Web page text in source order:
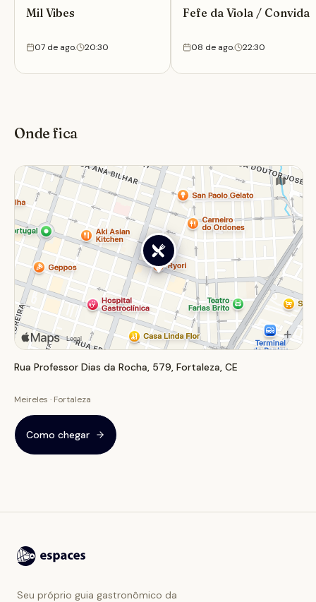
Mil Vibes
07 de ago. 20:30
Fefe da Viola / Convida
08 de ago. 22:30
Onde fica
Rua Professor Dias da Rocha, 579, Fortaleza, CE
Meireles · Fortaleza
Como chegar
Seu próprio guia gastronômico da